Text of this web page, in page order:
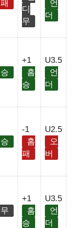
패
디
무
언
더
승
+1
홈
승
U3.5
언
더
승
-1
홈
패
U2.5
오
버
무
+1
홈
승
U3.5
언
더